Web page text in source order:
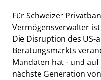
Für Schweizer
Vermögensverwalter
Die Disruption des US-
Beratungsmarkts
Mandaten hat - und
nächste Generation